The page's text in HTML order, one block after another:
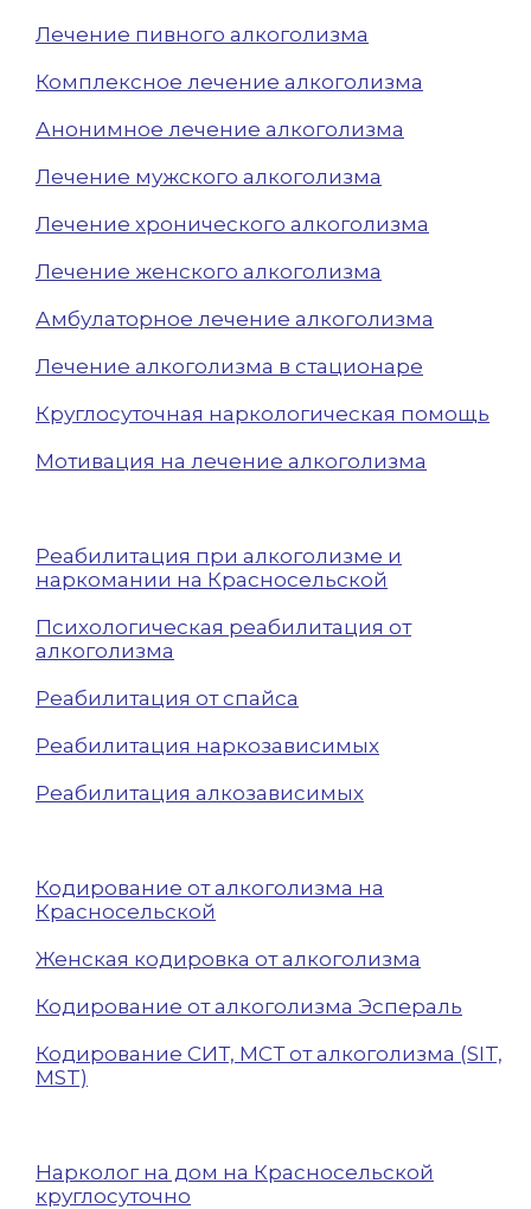
Лечение пивного алкоголизма
Комплексное лечение алкоголизма
Анонимное лечение алкоголизма
Лечение мужского алкоголизма
Лечение хронического алкоголизма
Лечение женского алкоголизма
Амбулаторное лечение алкоголизма
Лечение алкоголизма в стационаре
Круглосуточная наркологическая помощь
Мотивация на лечение алкоголизма
Реабилитация при алкоголизме и
наркомании на Красносельской
Психологическая реабилитация от
алкоголизма
Реабилитация от спайса
Реабилитация наркозависимых
Реабилитация алкозависимых
Кодирование от алкоголизма на
Красносельской
Женская кодировка от алкоголизма
Кодирование от алкоголизма Эспераль
Кодирование СИТ, МСТ от алкоголизма (SIT,
MST)
Нарколог на дом на Красносельской
круглосуточно